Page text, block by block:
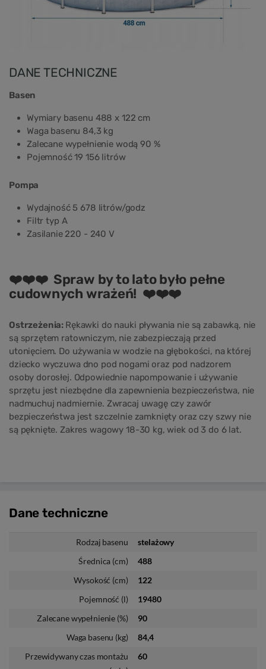
DANE TECHNICZNE
Basen
Wymiary basenu 488 x 122 cm
Waga basenu 84,3 kg
Zalecane wypełnienie wodą 90 %
Pojemność 19 156 litrów
Pompa
Wydajność 5 678 litrów/godz
Filtr typ A
Zasilanie 220 - 240 V
❤️❤️❤️ Spraw by to lato było pełne
cudownych wrażeń! ❤️❤️❤️
Ostrzeżenia: Rękawki do nauki pływania nie są zabawką, nie
są sprzętem ratowniczym, nie zabezpieczają przed
utonięciem. Do używania w wodzie na głębokości, na której
dziecko wyczuwa dno pod nogami oraz pod nadzorem
osoby dorosłej. Odpowiednie napompowanie i używanie
sprzętu jest niezbędne dla zapewnienia bezpieczeństwa, nie
nadmuchuj nadmiernie. Zwracaj uwagę czy zawór
bezpieczeństwa jest szczelnie zamknięty oraz czy szwy nie
są pęknięte. Zakres wagowy 18-30 kg, wiek od 3 do 6 lat.
Dane techniczne
Rodzaj basenu
stelażowy
Średnica (cm)
488
Wysokość (cm)
122
Pojemność (l)
19480
Zalecane wypełnienie (%)
90
Waga basenu (kg)
84,4
Przewidywany czas montażu
60